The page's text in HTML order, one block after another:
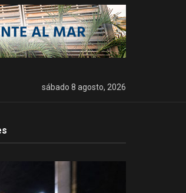
sábado 8 agosto, 2026